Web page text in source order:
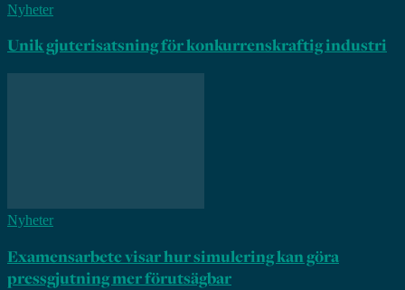
Nyheter
Unik gjuterisatsning för konkurrenskraftig industri
Nyheter
Examensarbete visar hur simulering kan göra
pressgjutning mer förutsägbar